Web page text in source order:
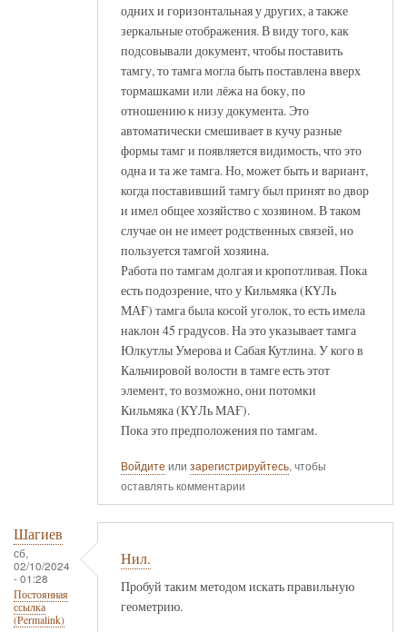
одних и горизонтальная у других, а также
зеркальные отображения. В виду того, как
подсовывали документ, чтобы поставить
тамгу, то тамга могла быть поставлена вверх
тормашками или лёжа на боку, по
отношению к низу документа. Это
автоматически смешивает в кучу разные
формы тамг и появляется видимость, что это
одна и та же тамга. Но, может быть и вариант,
когда поставивший тамгу был принят во двор
и имел общее хозяйство с хозяином. В таком
случае он не имеет родственных связей, но
пользуется тамгой хозяина.
Работа по тамгам долгая и кропотливая. Пока
есть подозрение, что у Кильмяка (КҮЛь
МАҒ) тамга была косой уголок, то есть имела
наклон 45 градусов. На это указывает тамга
Юлкутлы Умерова и Сабая Кутлина. У кого в
Кальчировой волости в тамге есть этот
элемент, то возможно, они потомки
Кильмяка (КҮЛь МАҒ).
Пока это предположения по тамгам.
Войдите или зарегистрируйтесь, чтобы
оставлять комментарии
Шагиев
сб,
02/10/2024
- 01:28
Постоянная
ссылка
(Permalink)
Нил.
Пробуй таким методом искать правильную
геометрию.